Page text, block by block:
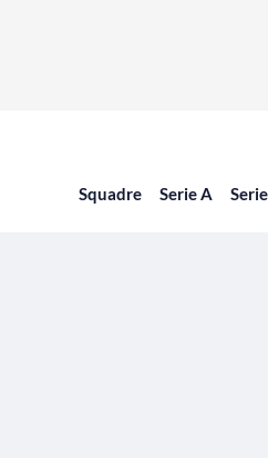
Squadre Serie A